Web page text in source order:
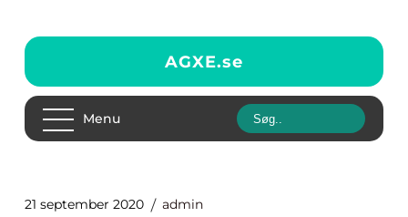
AGXE.se
Menu
21 september 2020 admin